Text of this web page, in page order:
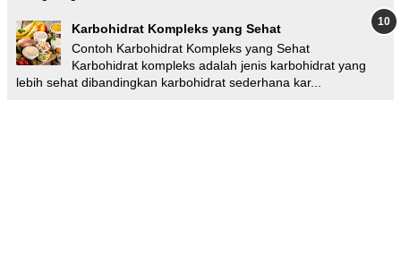
Karbohidrat Kompleks yang Sehat
Contoh Karbohidrat Kompleks yang Sehat
Karbohidrat kompleks adalah jenis karbohidrat yang
lebih sehat dibandingkan karbohidrat sederhana kar...